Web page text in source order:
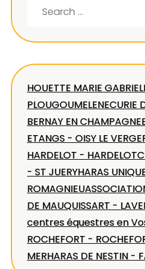
HOUETTE MARIE
PLOUGOUMELENECURIE
BERNAY EN CHAMPAGNE
ETANGS - OISY LE
HARDELOT - HARDELOT
- ST JUERYHARAS
ROMAGNIEU
DE MAUQUISSART -
centres équestres en
ROCHEFORT -
MERHARAS DE NESTIN -